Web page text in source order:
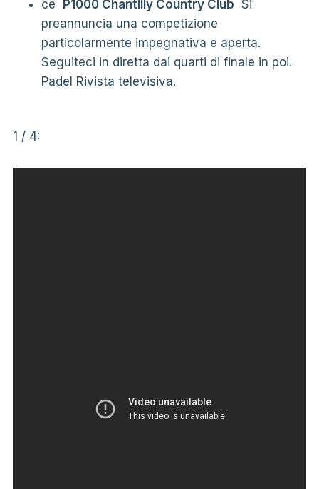
ce P1000 Chantilly Country Club Si
preannuncia una competizione
particolarmente impegnativa e aperta.
Seguiteci in diretta dai quarti di finale in poi.
Padel Rivista televisiva.
1 / 4: